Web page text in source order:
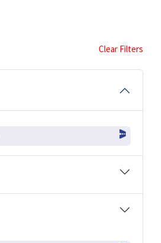
Clear Filters